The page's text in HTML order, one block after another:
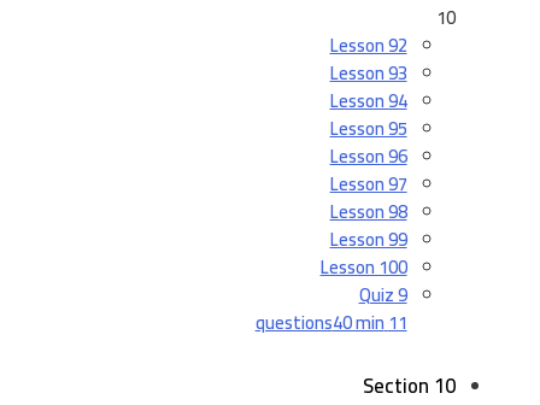
10
Lesson 92
Lesson 93
Lesson 94
Lesson 95
Lesson 96
Lesson 97
Lesson 98
Lesson 99
Lesson 100
Quiz 9
11 questions
40 min
Section 10